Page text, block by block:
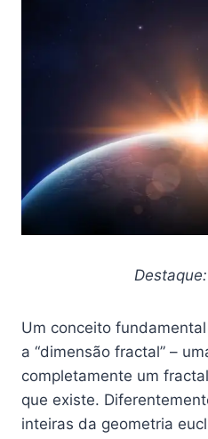
Um conceito
a “dimensão fractal” –
completamente um
que existe.
inteiras da geometria